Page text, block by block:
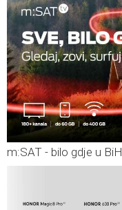
m:SAT - bilo gdje u BiH